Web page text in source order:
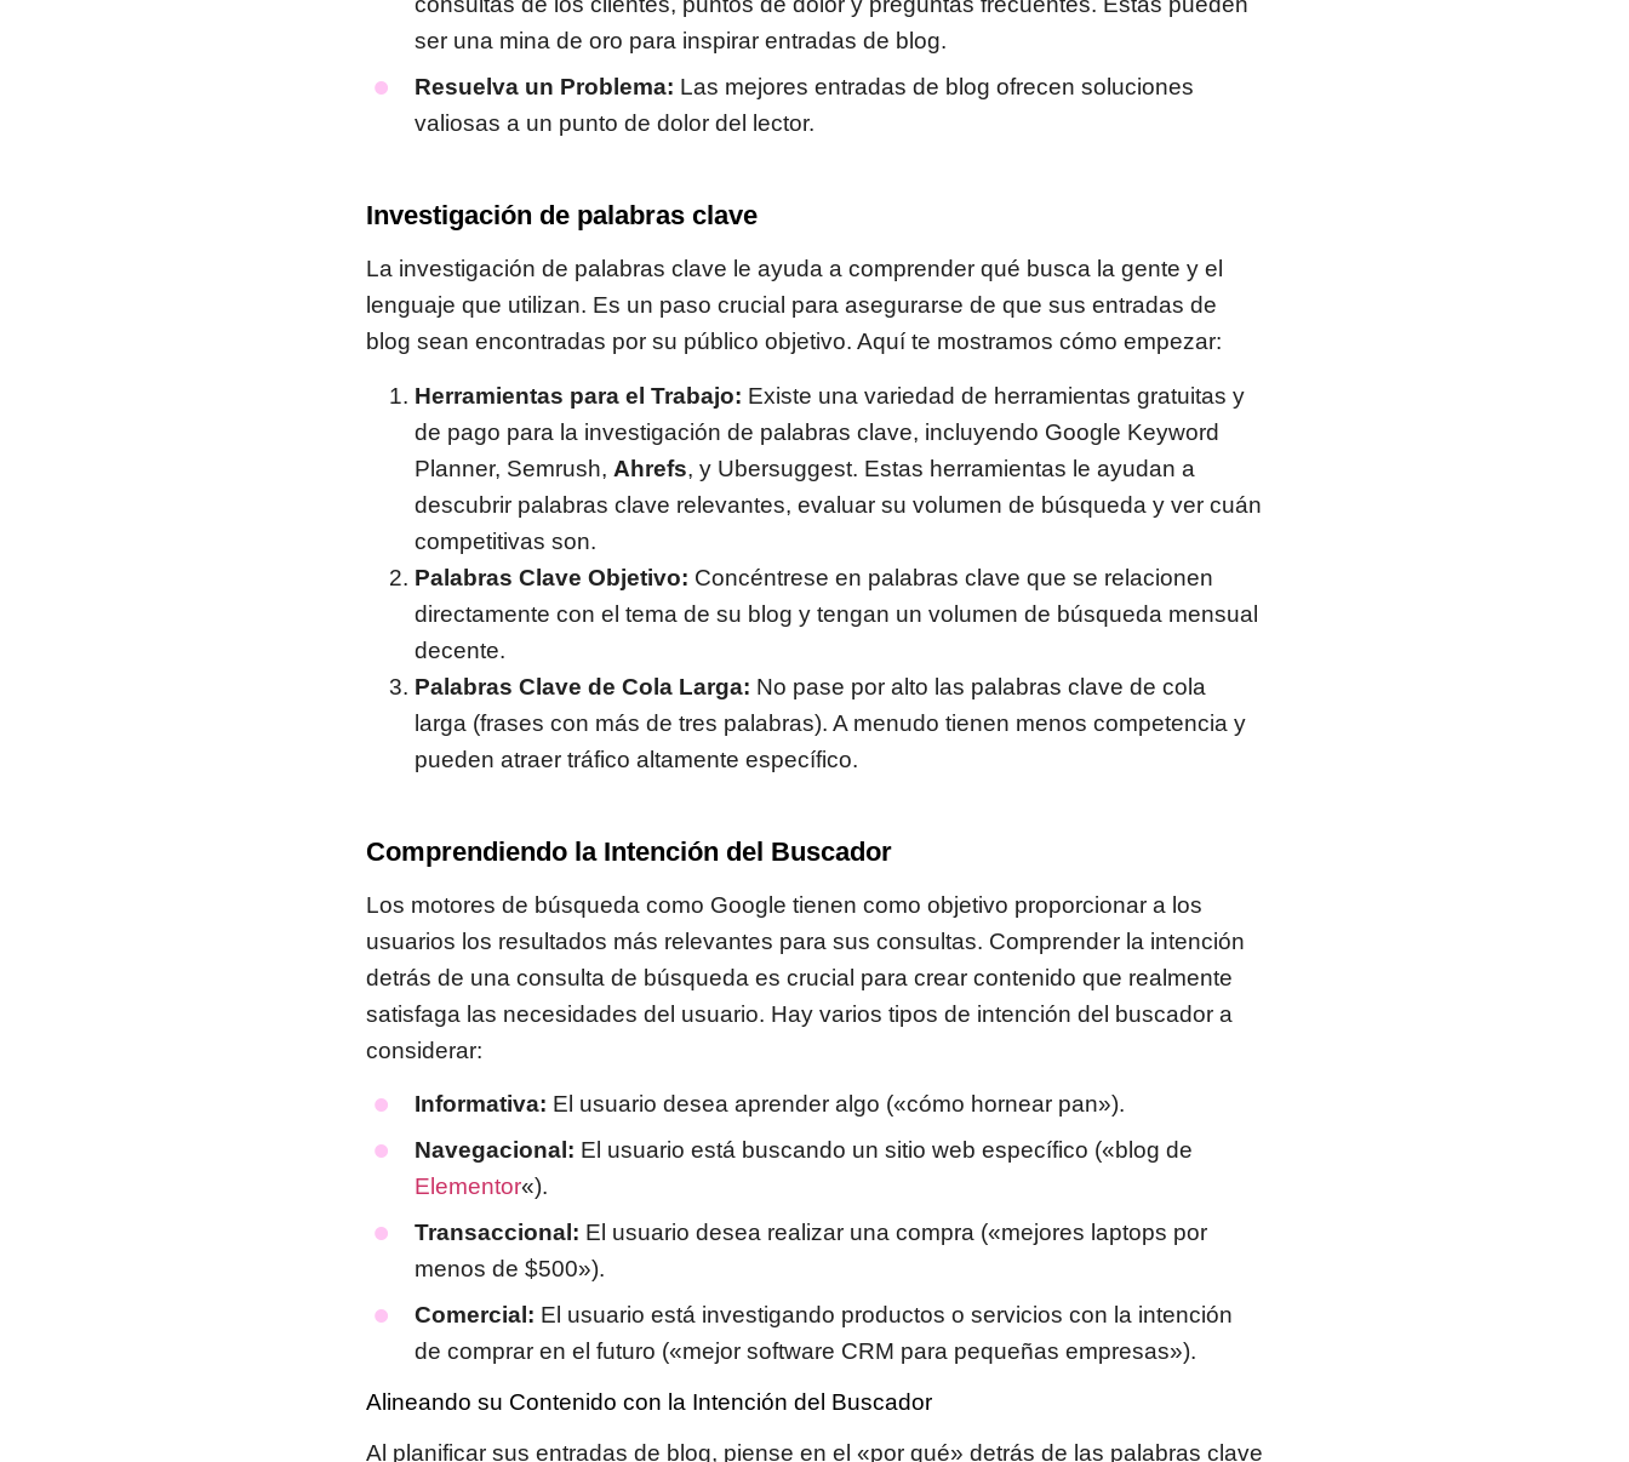
ser una mina de oro para inspirar entradas de blog.
Resuelva un Problema: Las mejores entradas de blog ofrecen soluciones
valiosas a un punto de dolor del lector.
Investigación de palabras clave
La investigación de palabras clave le ayuda a comprender qué busca la gente y el
lenguaje que utilizan. Es un paso crucial para asegurarse de que sus entradas de
blog sean encontradas por su público objetivo. Aquí te mostramos cómo empezar:
Herramientas para el Trabajo: Existe una variedad de herramientas gratuitas y
de pago para la investigación de palabras clave, incluyendo Google Keyword
Planner, Semrush, Ahrefs, y Ubersuggest. Estas herramientas le ayudan a
descubrir palabras clave relevantes, evaluar su volumen de búsqueda y ver cuán
competitivas son.
Palabras Clave Objetivo: Concéntrese en palabras clave que se relacionen
directamente con el tema de su blog y tengan un volumen de búsqueda mensual
decente.
Palabras Clave de Cola Larga: No pase por alto las palabras clave de cola
larga (frases con más de tres palabras). A menudo tienen menos competencia y
pueden atraer tráfico altamente específico.
Comprendiendo la Intención del Buscador
Los motores de búsqueda como Google tienen como objetivo proporcionar a los
usuarios los resultados más relevantes para sus consultas. Comprender la intención
detrás de una consulta de búsqueda es crucial para crear contenido que realmente
satisfaga las necesidades del usuario. Hay varios tipos de intención del buscador a
considerar:
Informativa: El usuario desea aprender algo («cómo hornear pan»).
Navegacional: El usuario está buscando un sitio web específico («blog de
Elementor«).
Transaccional: El usuario desea realizar una compra («mejores laptops por
menos de $500»).
Comercial: El usuario está investigando productos o servicios con la intención
de comprar en el futuro («mejor software CRM para pequeñas empresas»).
Alineando su Contenido con la Intención del Buscador
Al planificar sus entradas de blog, piense en el «por qué» detrás de las palabras clave